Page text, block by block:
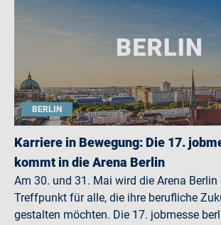
BERLIN
Karriere in Bewegung: Die 17.
kommt in die Arena Berlin
Am 30. und 31. Mai wird die Arena Berlin
Treffpunkt für alle, die ihre berufliche
gestalten möchten. Die 17. jobmesse